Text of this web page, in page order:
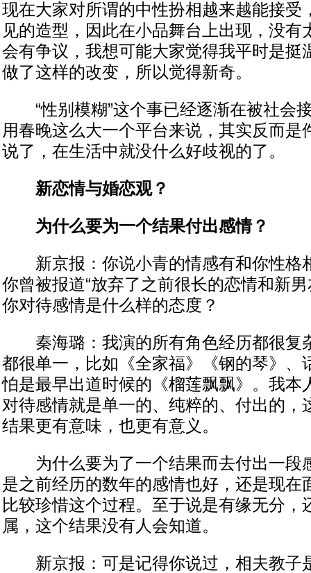
现在大家对所谓的中性扮相越来越能接受
见的造型，因此在小品舞台上出现，没有
会有争议，我想可能大家觉得我平时是挺
做了这样的改变，所以觉得新奇。
“性别模糊”这个事已经逐渐在被社会
用春晚这么大一个平台来说，其实反而是
说了，在生活中就没什么好歧视的了。
新恋情与婚恋观？
为什么要为一个结果付出感情？
新京报：你说小青的情感有和你性格
你曾被报道“放弃了之前很长的恋情和新
你对待感情是什么样的态度？
秦海璐：我演的所有角色经历都很复
都很单一，比如《全家福》《钢的琴》、
怕是最早出道时候的《榴莲飘飘》。我本
对待感情就是单一的、纯粹的、付出的，
结果更有意味，也更有意义。
为什么要为了一个结果而去付出一段
是之前经历的数年的感情也好，还是现在
比较珍惜这个过程。至于说是有缘无分，
属，这个结果没有人会知道。
新京报：可是记得你说过，相夫教子